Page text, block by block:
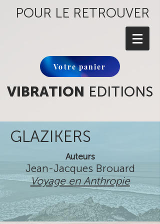
POUR LE RETROUVER
Votre panier
VIBRATION EDITIONS
GLAZIKERS
Auteurs
Jean-Jacques Brouard
Voyage en Anthropie